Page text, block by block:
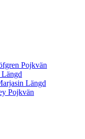
Pojkvän
Längd
Pojkvän